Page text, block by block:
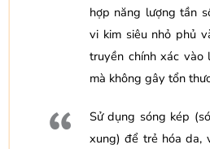
hợp năng lượng tần
vi kim siêu nhỏ phủ
truyền chính xác
mà không gây tổn
Sử dụng sóng kép
xung) để trẻ hóa da,